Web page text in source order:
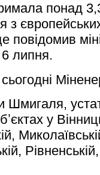
понад
з
повідомив
6 липня.
Шмигаля,
у